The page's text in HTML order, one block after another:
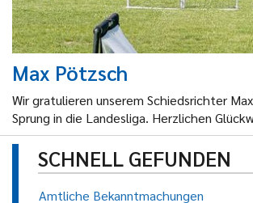
Max Pötzsch
Wir gratulieren unserem Schiedsrichter
Sprung in die Landesliga. Herzlichen
SCHNELL GEFUNDEN
Amtliche Bekanntmachungen